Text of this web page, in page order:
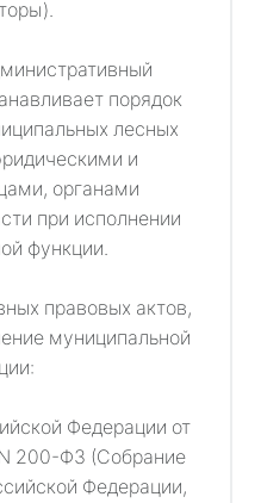
порядок
лесных
и
органами
при исполнении
функции.
правовых актов,
муниципальной
Федерации от
200-ФЗ (Собрание
Федерации,